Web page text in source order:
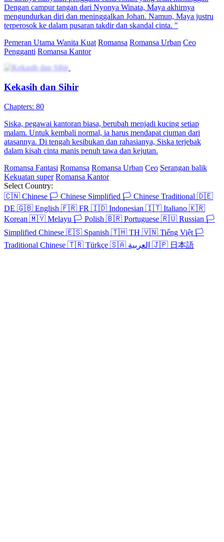
Dengan campur tangan dari Nyonya Winata, Maya akhirnya
mengundurkan diri dan meninggalkan Johan. Namun, Maya justru
terperosok ke dalam pusaran takdir dan skandal cinta. "
Pemeran Utama Wanita Kuat Romansa Romansa Urban Ceo
Pengganti Romansa Kantor
Kekasih dan Sihir
Chapters: 80
Siska, pegawai kantoran biasa, berubah menjadi kucing setiap
malam. Untuk kembali normal, ia harus mendapat ciuman dari
atasannya. Di tengah kesibukan dan rahasianya, Siska terjebak
dalam kisah cinta manis penuh tawa dan kejutan.
Romansa Fantasi Romansa Romansa Urban Ceo Serangan balik
Kekuatan super Romansa Kantor
Select Country:
🇨🇳 Chinese 🏳️ Chinese Simplified 🏳️ Chinese Traditional 🇩🇪
DE 🇬🇧 English 🇫🇷 FR 🇮🇩 Indonesian 🇮🇹 Italiano 🇰🇷
Korean 🇲🇾 Melayu 🏳️ Polish 🇧🇷 Portuguese 🇷🇺 Russian 🏳️
Simplified Chinese 🇪🇸 Spanish 🇹🇭 TH 🇻🇳 Tiếng Việt 🏳️
Traditional Chinese 🇹🇷 Türkçe 🇸🇦 🇯🇵 日本語